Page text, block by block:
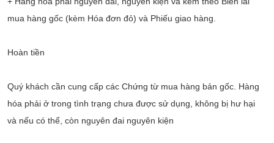
mua hàng gốc (kèm Hóa đơn đỏ) và Phiếu giao hàng.
Hoàn tiền
Quý khách cần cung cấp các Chứng từ mua hàng bản gốc. Hàng
hóa phải ở trong tình trạng chưa được sử dụng, không bị hư hại
và nếu có thể, còn nguyên đai nguyên kiện